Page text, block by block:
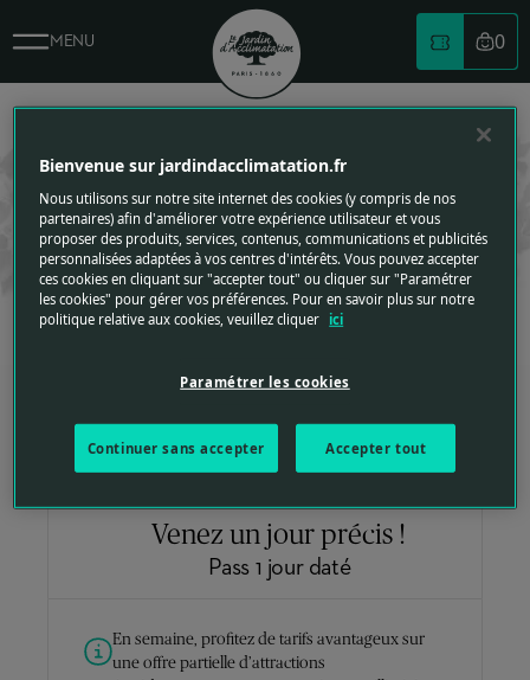
Logo du jardin d'acclimatation
MENU 0
BILLETTERIE
REPLIER VERS LE HAUT
parc en achetant vos billets à l’avance.
Retrouvez le détail des tarifs
1
Venez un jour précis !
Pass 1 jour daté
En semaine, profitez de tarifs avantageux sur
une offre partielle d’attractions
Billetterie - Le Jardin d'Acclimatation
Bienvenue sur jardindacclimatation.fr
Nous utilisons sur notre site internet des cookies (y compris de nos
partenaires) afin d'améliorer votre expérience utilisateur et vous
proposer des produits, services, contenus, communications et publicités
personnalisées adaptées à vos centres d'intérêts. Vous pouvez accepter
ces cookies en cliquant sur "accepter tout" ou cliquer sur "Paramétrer
les cookies" pour gérer vos préférences. Pour en savoir plus sur notre
politique relative aux cookies, veuillez cliquer ici
Paramétrer les cookies
Continuer sans accepter Accepter tout